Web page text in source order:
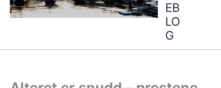
EB
LO
G